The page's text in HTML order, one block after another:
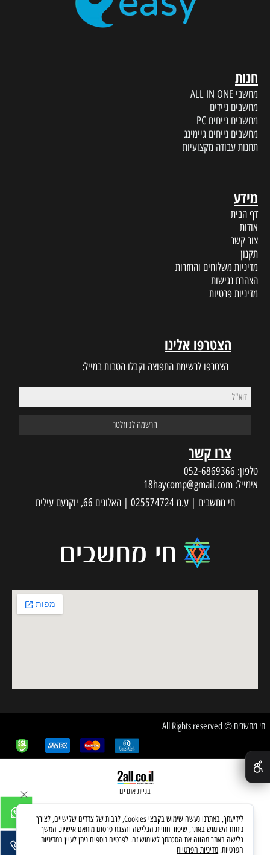
חנות
מחשבי ALL IN ONE
מחשבים ניידים
מחשבים נייחים PC
מחשבים נייחים גיימינג
תחנות עבודה מקצועיות
מידע
דף הבית
אודות
צור קשר
תקנון
מדיניות משלוחים והחזרות
הצהרת נגישות
מדיניות פרטיות
הצטרפו אלינו
הצטרפו לרשימת התפוצה וקבלו הטבות במייל:
צרו קשר
טלפון: 052-6869366
אימייל: 18haycomp@gmail.com
חי מחשבים | ע.מ 025574724 | האלונים 66, יוקנעם עילית
חי מחשבים © All Rights reserved
בניית אתרים
לידיעתך, באתרנו נעשה שימוש בקבצי Cookies, לרבות של צדדים שלישיים, לצורך
ניתוח השימוש באתר, שיפור חוויית הגלישה והצגת פרסום מותאם אישית. המשך
גלישה באתר מהווה את הסכמתך לשימוש זה. לפרטים נוספים ניתן לעיין במדיניות
הפרטיות. מדיניות הפרטיות